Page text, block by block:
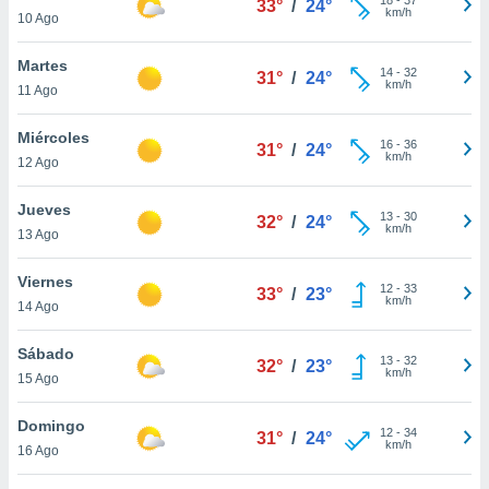
más
nuestra
y
de
disponible
cookies
aceptar
10 Ago
33° / 24°
km/h
Martes
11 Ago
31° / 24° 14- 32
km/h
Miércoles
12 Ago
31° / 24° 16- 36
km/h
Jueves
13 Ago
32° / 24° 13- 30
km/h
Viernes
14 Ago
33° / 23° 12- 33
km/h
Sábado
15 Ago
32° / 23° 13- 32
km/h
Domingo
16 Ago
31° / 24° 12- 34
km/h